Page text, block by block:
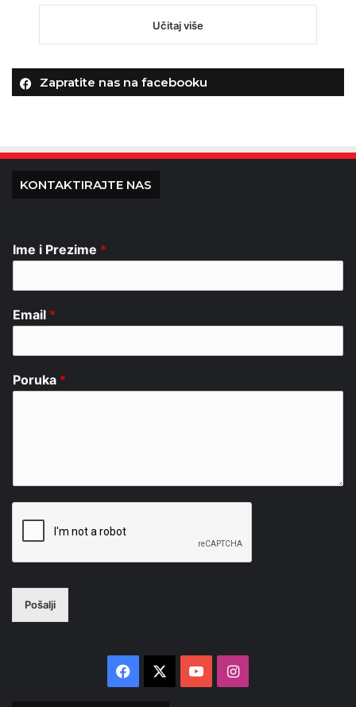
Učitaj više
Zapratite nas na facebooku
KONTAKTIRAJTE NAS
Ime i Prezime *
Email *
Poruka *
Pošalji
Facebook YouTubeInstagram